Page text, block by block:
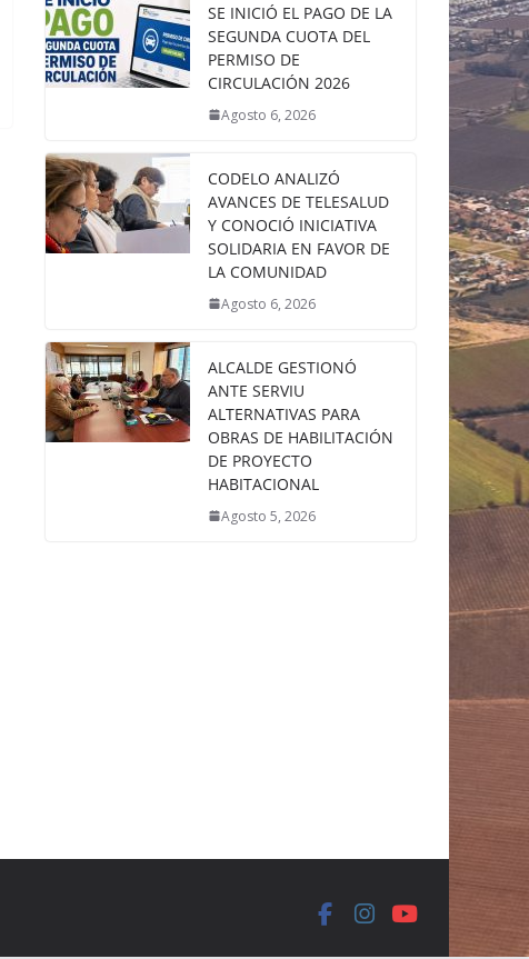
SE INICIÓ EL PAGO DE LA
SEGUNDA CUOTA DEL
PERMISO DE
CIRCULACIÓN 2026
Agosto 6, 2026
CODELO ANALIZÓ
AVANCES DE TELESALUD
Y CONOCIÓ INICIATIVA
SOLIDARIA EN FAVOR DE
LA COMUNIDAD
Agosto 6, 2026
ALCALDE GESTIONÓ
ANTE SERVIU
ALTERNATIVAS PARA
OBRAS DE HABILITACIÓN
DE PROYECTO
HABITACIONAL
Agosto 5, 2026